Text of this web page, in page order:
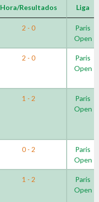
Hora/Resultados Liga
2 - 0
Paris
Open
2 - 0
Paris
Open
1 - 2
Paris
Open
0 - 2
Paris
Open
1 - 2
Paris
Open